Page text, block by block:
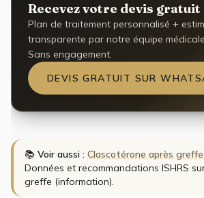
Recevez votre devis gratuit
Plan de traitement personnalisé +
transparente par notre équipe
Sans engagement.
DEVIS GRATUIT SUR
📚 Voir aussi : Clascotérone après
Données et recommandations ISHRS
greffe (information).